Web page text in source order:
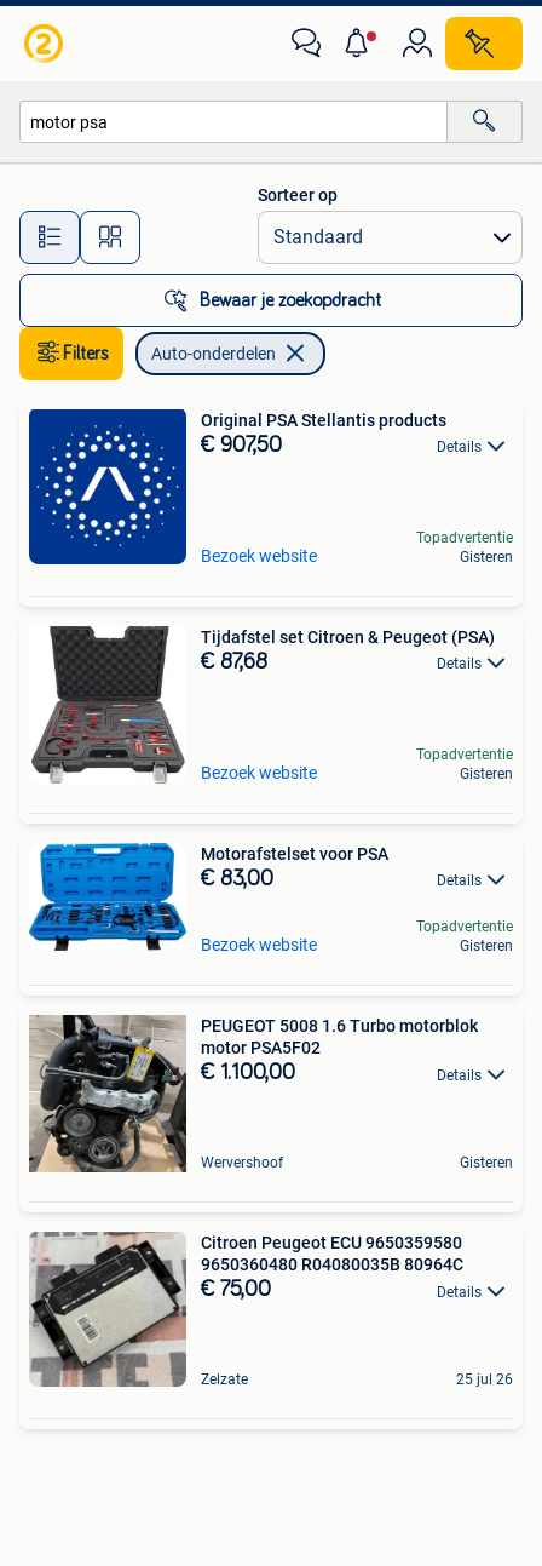
Alle afstanden…
Sorteer op
Bewaar je zoekopdracht
Filters Auto-onderdelen
Original PSA Stellantis products
€ 907,50 Details
Bezoek website
Topadvertentie
Gisteren
Tijdafstel set Citroen & Peugeot (PSA)
€ 87,68 Details
Bezoek website
Topadvertentie
Gisteren
Motorafstelset voor PSA
€ 83,00 Details
Bezoek website
Topadvertentie
Gisteren
PEUGEOT 5008 1.6 Turbo motorblok
motor PSA5F02
€ 1.100,00 Details
Wervershoof Gisteren
Citroen Peugeot ECU 9650359580
9650360480 R04080035B 80964C
€ 75,00 Details
Zelzate 25 jul 26